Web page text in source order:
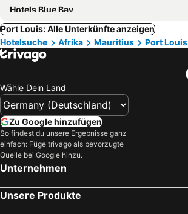
Hotels Blue Bay
Port Louis: Alle Unterkünfte anzeigen
Hotelsuche
Afrika Mauritius Port Louis
Wähle Dein Land
Zu Google hinzufügen
So findest du unsere Ergebnisse ganz
einfach: Füge trivago als bevorzugte
Quelle bei Google hinzu.
Unternehmen
Unsere Produkte